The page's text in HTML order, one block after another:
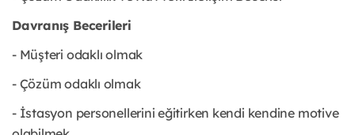
Davranış Becerileri
- Müşteri odaklı olmak
- Çözüm odaklı olmak
- İstasyon personellerini eğitirken kendi kendine motive